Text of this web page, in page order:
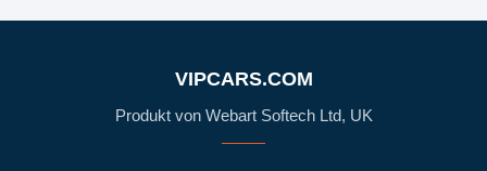
VIPCARS.COM
Produkt von Webart Softech Ltd, UK